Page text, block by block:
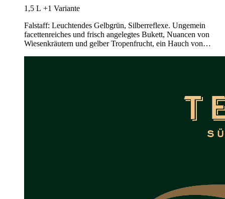
1,5 L +1 Variante
Falstaff: Leuchtendes Gelbgrün, Silberreflexe. Ungemein
facettenreiches und frisch angelegtes Bukett, Nuancen von
Wiesenkräutern und gelber Tropenfrucht, ein Hauch von…